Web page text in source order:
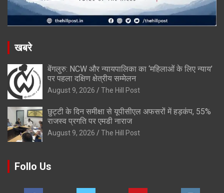
खबरे
बेंगलुरु: NCW और न्यायपालिका का ‘महिलाओं के लिए न्याय’
पर पहला दक्षिण क्षेत्रीय सम्मेलन
August 9, 2026 The Hill Post
छुट्टी के दिन समीक्षा से यूपीसीएल अफसरों में हड़कंप, 55%
राजस्व प्रगति पर एमडी नाराज
August 9, 2026 The Hill Post
Follo Us